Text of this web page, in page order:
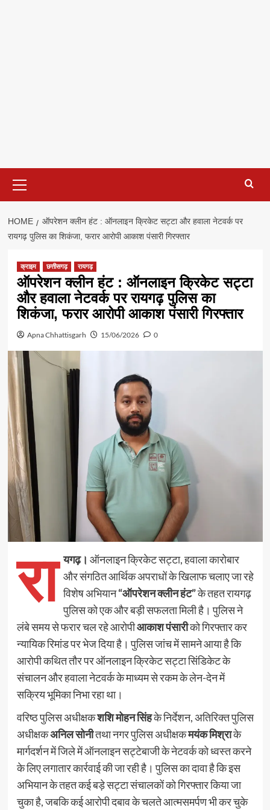
Menu
HOME
ऑपरेशन क्लीन हंट : ऑनलाइन क्रिकेट सट्टा और हवाला नेटवर्क पर
रायगढ़ पुलिस का शिकंजा, फरार आरोपी आकाश पंसारी गिरफ्तार
क्राइम छत्तीसगढ़ रायगढ़
ऑपरेशन क्लीन हंट : ऑनलाइन क्रिकेट सट्टा
और हवाला नेटवर्क पर रायगढ़ पुलिस का
शिकंजा, फरार आरोपी आकाश पंसारी गिरफ्तार
Apna Chhattisgarh 15/06/2026 0
रा यगढ़। ऑनलाइन क्रिकेट सट्टा, हवाला कारोबार
और संगठित आर्थिक अपराधों के खिलाफ चलाए जा रहे
विशेष अभियान“ऑपरेशन क्लीन हंट”के तहत रायगढ़
पुलिस को एक और बड़ी सफलता मिली है। पुलिस ने
लंबे समय से फरार चल रहे आरोपीआकाश पंसारीको गिरफ्तार कर
न्यायिक रिमांड पर भेज दिया है। पुलिस जांच में सामने आया है कि
आरोपी कथित तौर पर ऑनलाइन क्रिकेट सट्टा सिंडिकेट के
संचालन और हवाला नेटवर्क के माध्यम से रकम के लेन-देन में
सक्रिय भूमिका निभा रहा था।
वरिष्ठ पुलिस अधीक्षकशशि मोहन सिंहके निर्देशन, अतिरिक्त पुलिस
अधीक्षकअनिल सोनीतथा नगर पुलिस अधीक्षकमयंक मिश्राके
मार्गदर्शन में जिले में ऑनलाइन सट्टेबाजी के नेटवर्क को ध्वस्त करने
के लिए लगातार कार्रवाई की जा रही है। पुलिस का दावा है कि इस
अभियान के तहत कई बड़े सट्टा संचालकों को गिरफ्तार किया जा
चुका है, जबकि कई आरोपी दबाव के चलते आत्मसमर्पण भी कर चुके